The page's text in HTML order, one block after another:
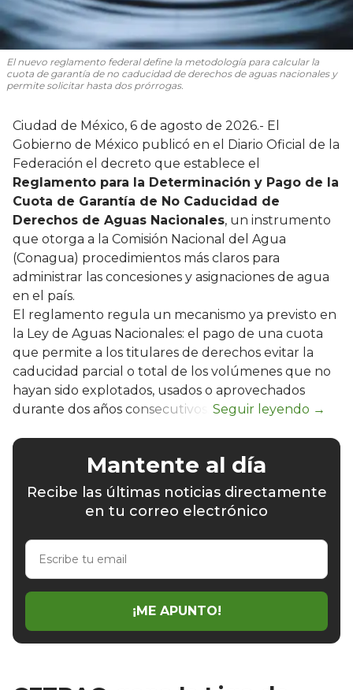
El nuevo reglamento federal define la metodología para calcular la
cuota de garantía de no caducidad de derechos de aguas nacionales y
permite solicitar hasta dos prórrogas.
Ciudad de México, 6 de agosto de 2026.- El
Gobierno de México publicó en el Diario Oficial de la
Federación el decreto que establece el
Reglamento para la Determinación y Pago de la
Cuota de Garantía de No Caducidad de
Derechos de Aguas Nacionales, un instrumento
que otorga a la Comisión Nacional del Agua
(Conagua) procedimientos más claros para
administrar las concesiones y asignaciones de agua
en el país.
El reglamento regula un mecanismo ya previsto en
la Ley de Aguas Nacionales: el pago de una cuota
que permite a los titulares de derechos evitar la
caducidad parcial o total de los volúmenes que no
hayan sido explotados, usados o aprovechados
durante dos años consecutivos.
Mantente al día
Recibe las últimas noticias directamente
en tu correo electrónico
Escribe
email
¡ME APUNTO!